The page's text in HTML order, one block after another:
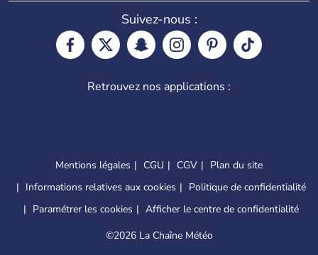
Suivez-nous :
Retrouvez nos applications :
Mentions légales CGU CGV
Plan du site
Informations relatives aux cookies
Politique de confidentialité
Paramétrer les cookies
Afficher le centre de confidentialité
©2026 La Chaîne Météo